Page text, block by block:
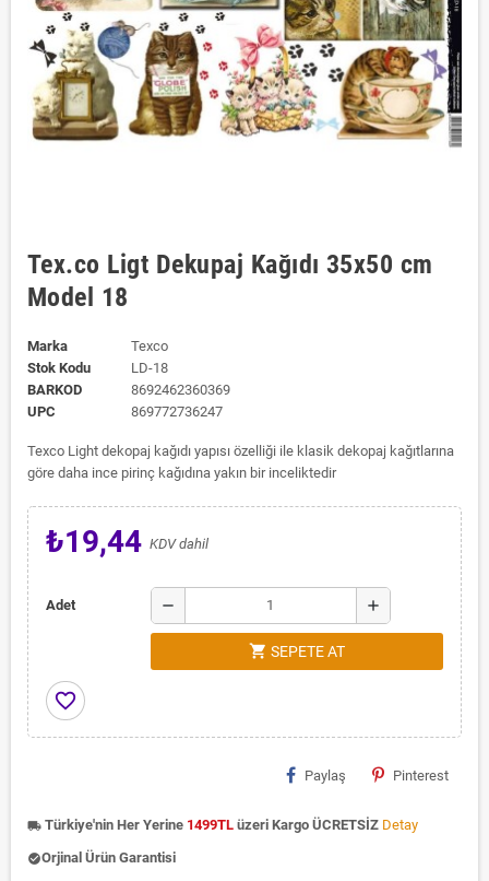
Tex.co Ligt Dekupaj Kağıdı 35x50 cm
Model 18
Marka
Texco
Stok Kodu
LD-18
BARKOD
8692462360369
UPC
869772736247
Texco Light dekopaj kağıdı yapısı özelliği ile klasik dekopaj kağıtlarına
göre daha ince pirinç kağıdına yakın bir inceliktedir
₺19,44 KDV dahil
Adet remove add
shopping_cart SEPETE AT
favorite_border
Paylaş Pinterest
local_shipping Türkiye'nin Her Yerine 1499TL üzeri Kargo ÜCRETSİZ Detay
check_circleOrjinal Ürün Garantisi